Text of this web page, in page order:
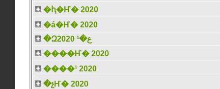
�ԧ�Ҥ� 2020
�á�Ҥ� 2020
�Զع�¹ 2020
����Ҥ� 2020
����¹ 2020
�չҤ� 2020